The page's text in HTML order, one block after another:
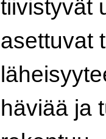
tiivistyvät
asettuvat
häviää ja